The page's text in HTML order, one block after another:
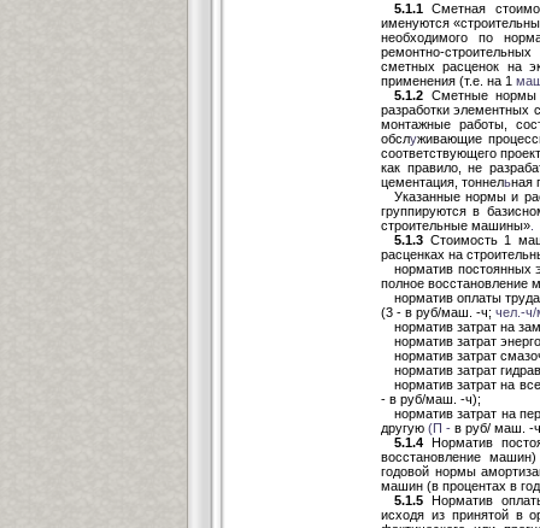
5.1.1 Сметная
именуются
необходимого по
ремонтно-
сметных расценок на
применения (т.е. на 1
5.1.2 Сметные нормы
разработки элементных
монтажные работы,
обслуживающие
соответствующего
как правило, не
цементация, тоннельная
Указанные нормы и
группируются в
строительные машины»
5.1.3 Стоимость 1
расценках на
норматив постоянных
полное восстановление
норматив оплаты
(3 - в руб/маш. -ч; чел.-
норматив затрат на
норматив затрат
норматив затрат
норматив затрат
норматив затрат на
- в руб/маш. -ч);
норматив затрат на
другую (П - в руб/ маш. -
5.1.4 Норматив
восстановление
годовой нормы
машин (в процентах в
5.1.5 Норматив
исходя из принятой в